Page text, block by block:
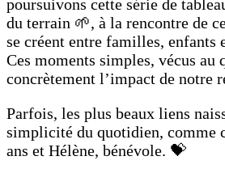
poursuivons cette série de
du terrain 🌱, à la rencontre de
se créent entre familles, enfants
Ces moments simples, vécus
concrètement l’impact de notre
Parfois, les plus beaux liens
simplicité du quotidien, comme
ans et Hélène, bénévole. 💝